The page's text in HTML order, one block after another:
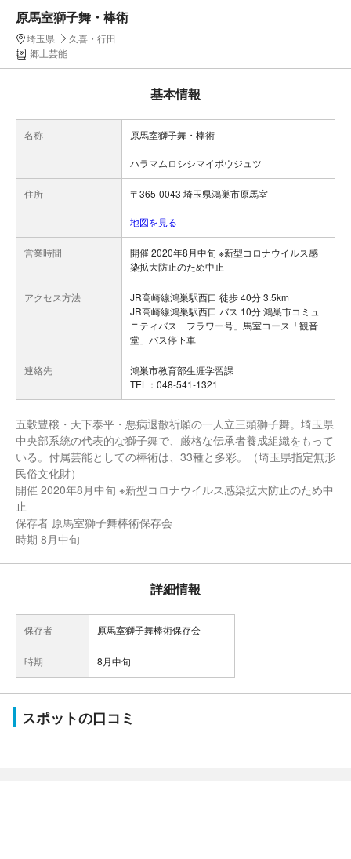
原馬室獅子舞・棒術
埼玉県
久喜・行田
郷土芸能
基本情報
名称 原馬室獅子舞・棒術
ハラマムロシシマイボウジュツ
住所 〒365-0043 埼玉県鴻巣市原馬室
地図を見る
営業時間
開催 2020年8月中旬 ※新型コロナウイルス感
染拡大防止のため中止
アクセス方法
JR高崎線鴻巣駅西口 徒歩 40分 3.5km
JR高崎線鴻巣駅西口 バス 10分 鴻巣市コミュ
ニティバス「フラワー号」馬室コース「観音
堂」バス停下車
連絡先
鴻巣市教育部生涯学習課
TEL：048-541-1321
五穀豊穣・天下泰平・悪病退散祈願の一人立三頭獅子舞。埼玉県
中央部系統の代表的な獅子舞で、厳格な伝承者養成組織をもって
いる。付属芸能としての棒術は、33種と多彩。（埼玉県指定無形
民俗文化財）
開催 2020年8月中旬 ※新型コロナウイルス感染拡大防止のため中
止
保存者 原馬室獅子舞棒術保存会
時期 8月中旬
詳細情報
保存者 原馬室獅子舞棒術保存会
時期 8月中旬
スポットの口コミ